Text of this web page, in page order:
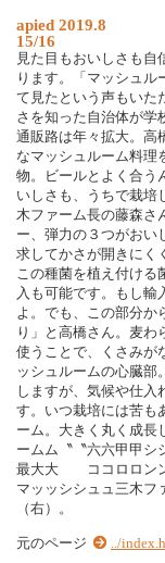
apied 2019.8
15/16
見た目もおいしさも自
ります。「マッシュル
て見たという声もいた
さを知った自治体が学
通販路は年々拡大。高
なマッシュルーム料理
物。ビールとよく合う
いしさも、うちで栽培
木ファーム長の藤森さ
ー、弾力の３つがお
求してかさが開きにく
この種菌を植え付ける
入も可能です。もし輸
よ。でも、この部分か
り」と高橋さん。麦わ
使うことで、くさみが
ッシュルームの心臓部
しますが、気候や仕
す。いつ栽培には苦も
ーム。大きく丸く成長
ームム〝〝六六甲甲シ
最大大 ココロロンン
マッッシシュュ三木フ
（右）。
元のページ ../